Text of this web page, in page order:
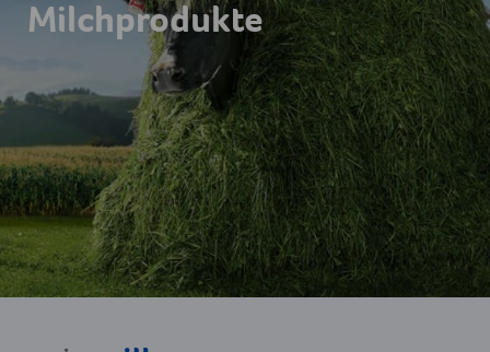
Milchprodukte